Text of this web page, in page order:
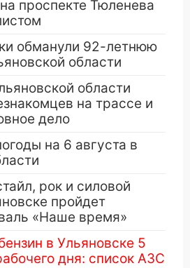
проспекте Тюленева
обманули 92-летнюю
области
области
на трассе и
дело
на 6 августа в
рок и силовой
пройдет
«Наше время»
в Ульяновске 5
дня: список АЗС